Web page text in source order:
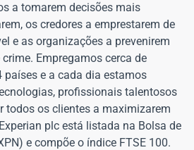
a tomarem decisões mais
os credores a emprestarem de
e as organizações a prevenirem
Empregamos cerca de
países e a cada dia estamos
profissionais talentosos
todos os clientes a maximizarem
plc está listada na Bolsa de
e compõe o índice FTSE 100.